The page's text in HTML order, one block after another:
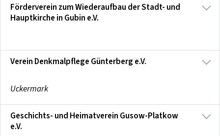
Förderverein zum Wiederaufbau der Stadt- und
Hauptkirche in Gubin e.V.
Verein Denkmalpflege Günterberg e.V.
Uckermark
Geschichts- und Heimatverein Gusow-Platkow
e.V.